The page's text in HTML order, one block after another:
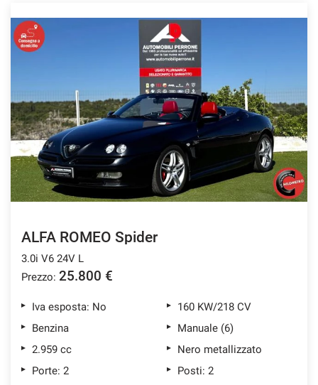
ALFA ROMEO Spider
3.0i V6 24V L
Prezzo: 25.800 €
Iva esposta: No
160 KW/218 CV
Benzina
Manuale (6)
2.959 cc
Nero metallizzato
Porte: 2
Posti: 2